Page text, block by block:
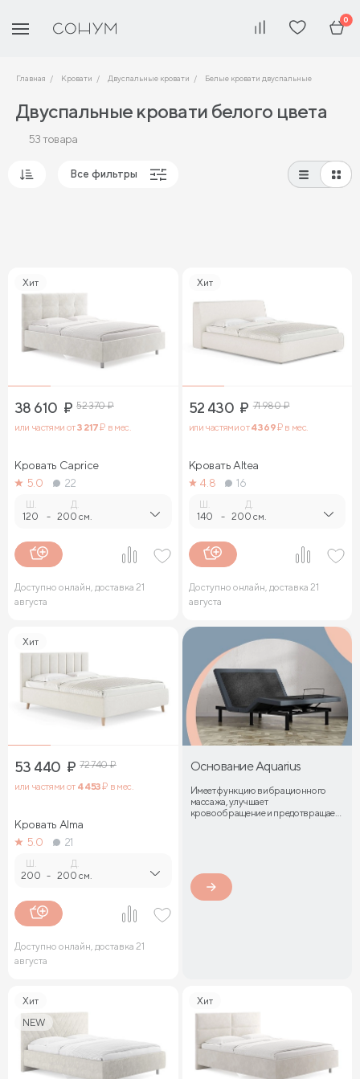
0
Главная Кровати Двуспальные кровати Белые кровати двуспальные
Двуспальные кровати белого цвета
53 товара
Все фильтры
Хит
38 610 ₽ 52 370₽
или частями от3 217₽ в мес.
Кровать Caprice
5.0
22
Ш.
120 -
Д.
200 см.
Доступно онлайн, доставка 21
августа
Хит
52 430 ₽ 71 980₽
или частями от4 369₽ в мес.
Кровать Altea
4.8
16
Ш.
140 -
Д.
200 см.
Доступно онлайн, доставка 21
августа
Хит
53 440 ₽ 72 740₽
или частями от 4 453₽ в мес.
Кровать Alma
5.0
21
200 -
Д.
200 см.
Доступно онлайн, доставка 21
августа
Основание Aquarius
Имеет функцию вибрационного
массажа, улучшает
кровообращение и предотвращает
Хит
NEW
Хит